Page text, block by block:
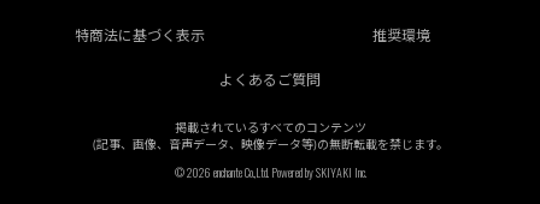
特商法に基づく表示 推奨環境
よくあるご質問
掲載されているすべてのコンテンツ
(記事、画像、音声データ、映像データ等)の無断転載を禁じます。
© 2026 enchante Co.,Ltd. Powered bySKIYAKI Inc.